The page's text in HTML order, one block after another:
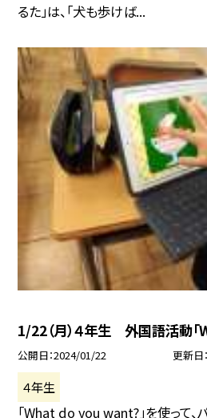
るた」は、「犬も歩けば...
1/22（月）４年生 外国語活動
公開日 2024/01/22 更新日
４年生
「What do you want?」を使って、